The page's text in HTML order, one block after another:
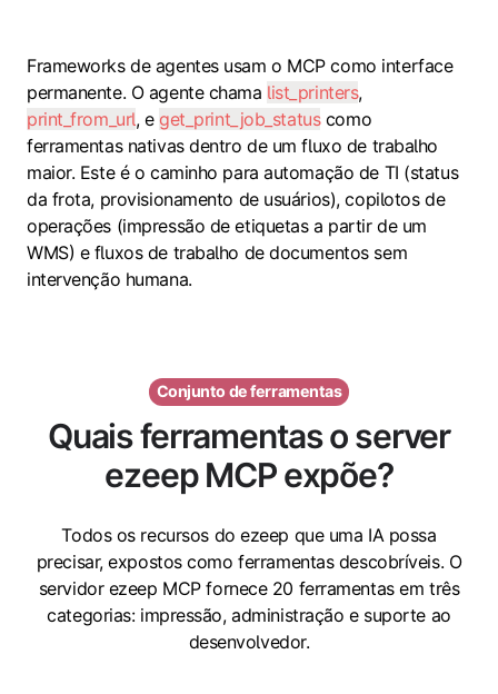
Frameworks de agentes usam o MCP como interface
permanente. O agente chama list_printers,
print_from_url, e get_print_job_statuscomo
ferramentas nativas dentro de um fluxo de trabalho
maior. Este é o caminho para automação de TI (status
da frota, provisionamento de usuários), copilotos de
operações (impressão de etiquetas a partir de um
WMS) e fluxos de trabalho de documentos sem
intervenção humana.
Conjunto de ferramentas
Quais ferramentas o server
ezeep MCP expõe?
Todos os recursos do ezeep que uma IA possa
precisar, expostos como ferramentas descobríveis. O
servidor ezeep MCP fornece 20 ferramentas em três
categorias: impressão, administração e suporte ao
desenvolvedor.